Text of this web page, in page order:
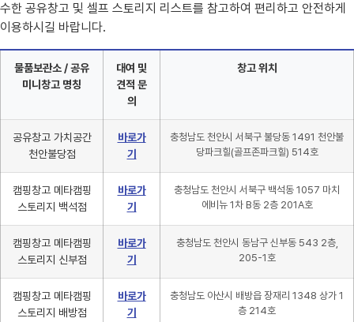
수한 공유창고 및 셀프 스토리지 리스트를 참고하여 편리하고 안전하게
이용하시길 바랍니다.
물품보관소 / 공유
미니창고 명칭
대여 및
견적 문
의
창고 위치
공유창고 가치공간
천안불당점
바로가
기
충청남도 천안시 서북구 불당동 1491 천안불
당파크힐(골프존파크힐) 514호
캠핑창고 메타캠핑
스토리지 백석점
바로가
기
충청남도 천안시 서북구 백석동 1057 마치
에비뉴 1차 B동 2층 201A호
캠핑창고 메타캠핑
스토리지 신부점
바로가
기
충청남도 천안시 동남구 신부동 543 2층,
205-1호
캠핑창고 메타캠핑
스토리지 배방점
바로가
기
충청남도 아산시 배방읍 장재리 1348 상가 1
층 214호